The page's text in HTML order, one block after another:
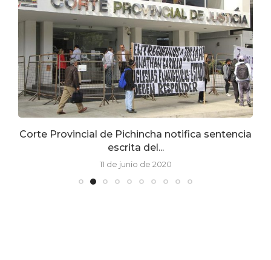
Corte Provincial de Pichincha notifica sentencia
escrita del...
11 de junio de 2020